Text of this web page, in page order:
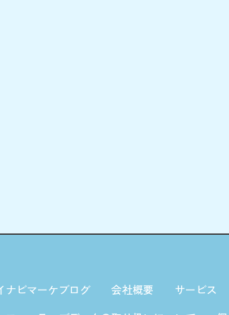
ナビマーケブログ 会社概要 サービス